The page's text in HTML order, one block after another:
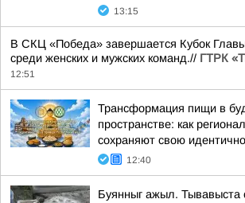
13:15
В СКЦ «Победа» завершается Кубок
среди женских и мужских команд.// ГТРК
12:51
Трансформация пищи в
пространстве: как
сохраняют свою
12:40
Буянныг ажыл. Тывавыста